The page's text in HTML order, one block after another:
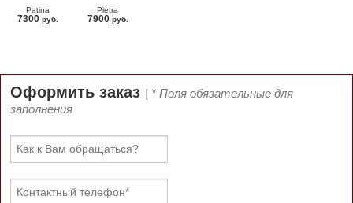
Patina
7300 руб.
Pietra
7900 руб.
Оформить заказ | * Поля обязательные для
заполнения